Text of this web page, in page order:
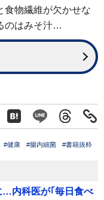
食物繊維が欠かせな
のはみそ汁…
#健康 #腸内細菌 #書籍抜粋
…内科医が｢毎日食べ